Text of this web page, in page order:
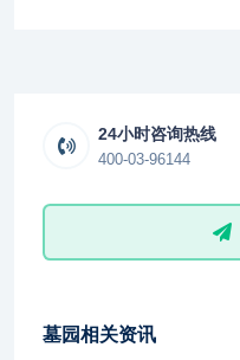
24小时咨询热线
400-03-96144
墓园相关资讯